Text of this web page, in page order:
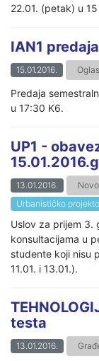
22.01. (petak) u
IAN1
15.01.2016.
Predaja
u 17:30 K6.
UP1 -
13.01.2016.
Urbanističko
Uslov za prijem 3.
konsultacijama u
studente koji nisu
11.01. i 13.01.).
testa
13.01.2016.